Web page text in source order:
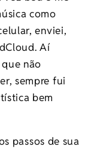
como
enviei,
Aí
não
sempre fui
bem
passos de sua